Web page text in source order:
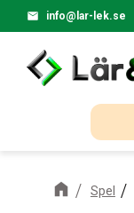
info@lar-lek.se
Spel